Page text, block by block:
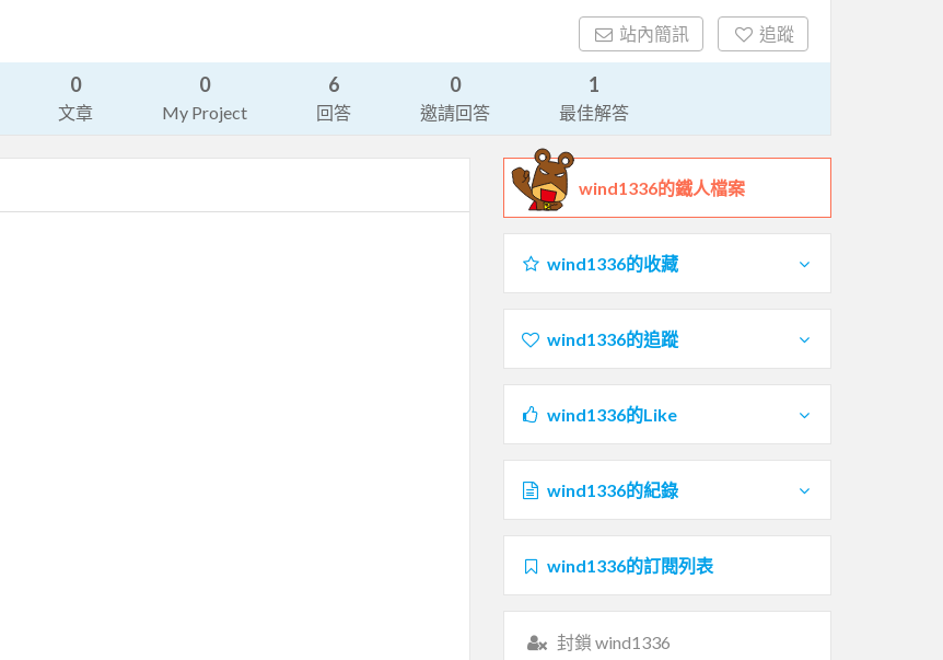
站內簡訊 追蹤
0
文章
0
My Project
6
回答
0
邀請回答
1
最佳解答
wind1336的鐵人檔案
wind1336的收藏
wind1336的追蹤
wind1336的Like
wind1336的紀錄
wind1336的訂閱列表
封鎖 wind1336